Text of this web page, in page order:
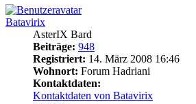
Batavirix
AsterIX Bard
Beiträge: 948
Registriert: 14. März 2008 16:46
Wohnort: Forum Hadriani
Kontaktdaten:
Kontaktdaten von Batavirix